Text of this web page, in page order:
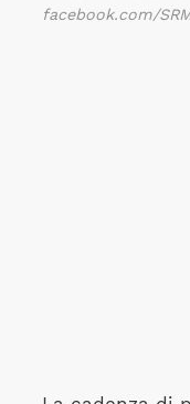
facebook.com/